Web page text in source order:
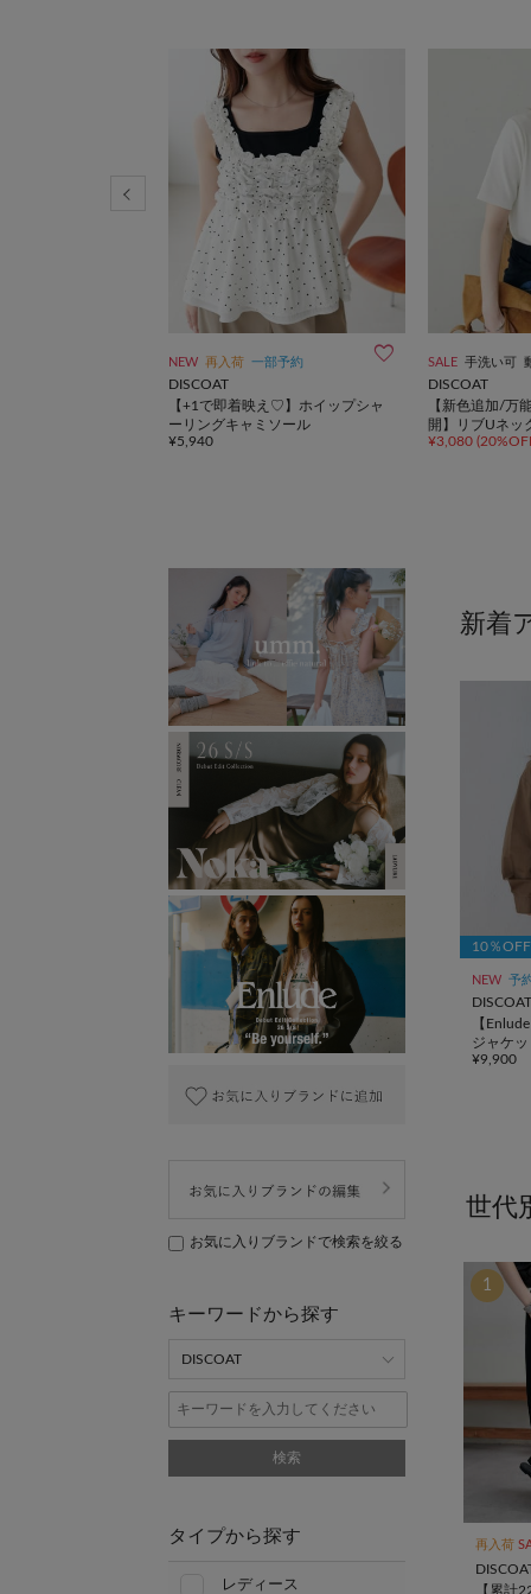
NEW 再入荷 一部予約
DISCOAT
【+1で即着映え♡】ホイップシャ
ーリングキャミソール
¥5,940
SALE 手洗い可
DISCOAT
【新色追加/万
開】リブUネッ
¥3,080
10％
NEW 予
DISCOAT
【
ジャケ
ス》
¥9,900
世代
1
再入荷
【累計
お気に入りブランドで検索を絞る
キーワードから探す
検索
タイプから探す
レディース